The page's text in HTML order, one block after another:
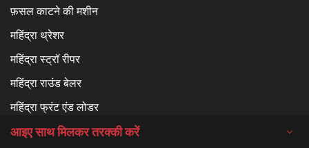
फ़सल काटने की मशीन
महिंद्रा थ्रेशर
महिंद्रा स्ट्रॉ रीपर
महिंद्रा राउंड बेलर
महिंद्रा फ्रंट एंड लोडर
आइए साथ मिलकर तरक्की करें